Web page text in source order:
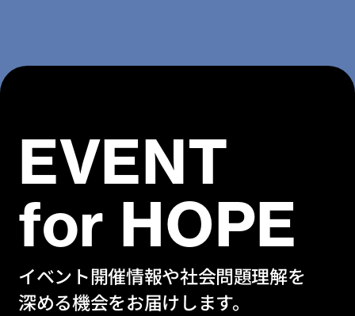
EVENT
for HOPE
イベント開催情報や社会問題理解を
深める機会をお届けします。